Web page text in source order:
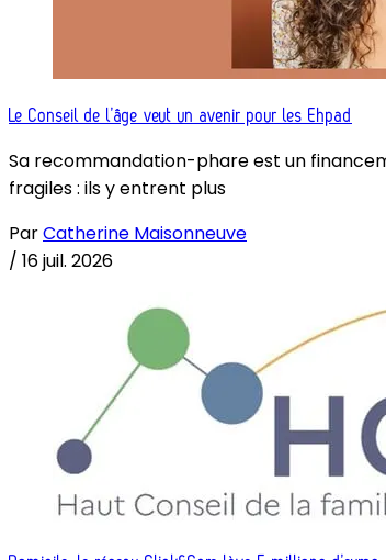
Le Conseil de l’âge veut un avenir pour les Ehpad
Sa recommandation-phare est un
fragiles : ils y entrent plus
ParCatherine Maisonneuve
/ 16 juil. 2026